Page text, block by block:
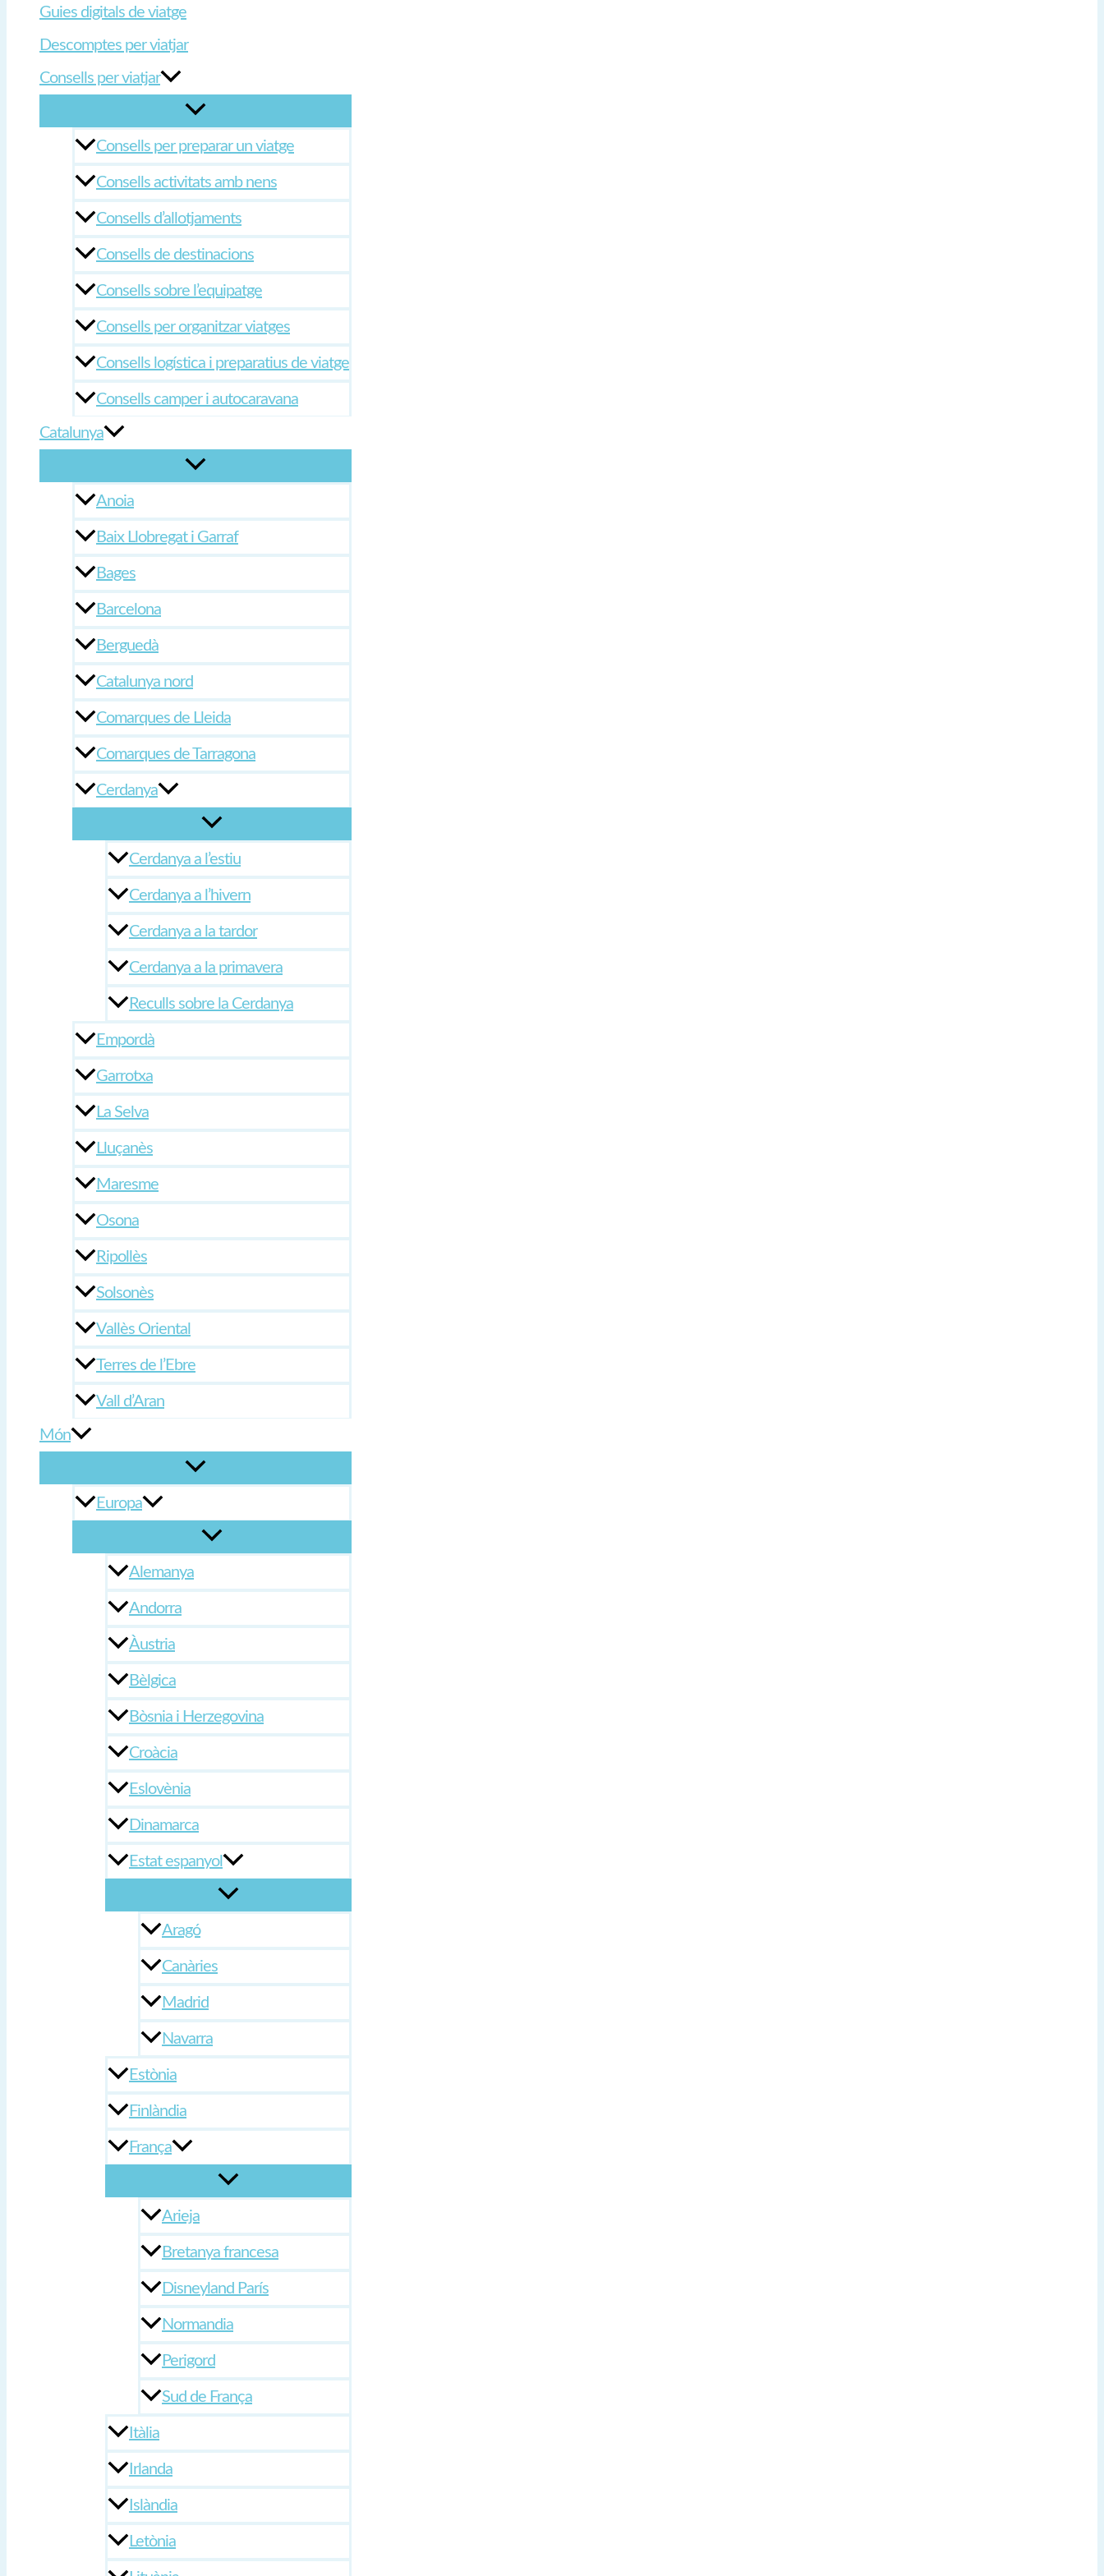
Guies digitals de viatge
Descomptes per viatjar
Consells per viatjar
Consells per preparar un viatge
Consells activitats amb nens
Consells d’allotjaments
Consells de destinacions
Consells sobre l’equipatge
Consells per organitzar viatges
Consells logística i preparatius de viatge
Consells camper i autocaravana
Catalunya
Anoia
Baix Llobregat i Garraf
Bages
Barcelona
Berguedà
Catalunya nord
Comarques de Lleida
Comarques de Tarragona
Cerdanya
Cerdanya a l’estiu
Cerdanya a l’hivern
Cerdanya a la tardor
Cerdanya a la primavera
Reculls sobre la Cerdanya
Empordà
Garrotxa
La Selva
Lluçanès
Maresme
Osona
Ripollès
Solsonès
Vallès Oriental
Terres de l’Ebre
Vall d’Aran
Món
Europa
Alemanya
Andorra
Àustria
Bèlgica
Bòsnia i Herzegovina
Croàcia
Eslovènia
Dinamarca
Estat espanyol
Aragó
Canàries
Madrid
Navarra
Estònia
Finlàndia
França
Arieja
Bretanya francesa
Disneyland París
Normandia
Perigord
Sud de França
Itàlia
Irlanda
Islàndia
Letònia